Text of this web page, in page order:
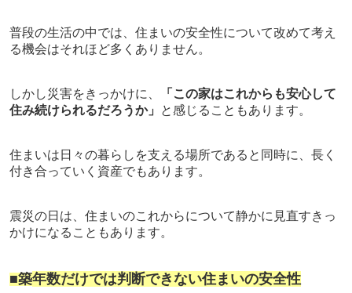
普段の生活の中では、住まいの安全性について改めて考え
る機会はそれほど多くありません。
しかし災害をきっかけに、
「この家はこれからも安心して
住み続けられるだろうか」
と感じることもあります。
住まいは日々の暮らしを支える場所であると同時に、長く
付き合っていく資産でもあります。
震災の日は、住まいのこれからについて静かに見直すきっ
かけになることもあります。
■築年数だけでは判断できない住まいの安全性